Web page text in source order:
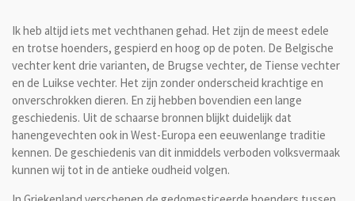
Ik heb altijd iets met vechthanen gehad. Het zijn de meest edele
en trotse hoenders, gespierd en hoog op de poten. De Belgische
vechter kent drie varianten, de Brugse vechter, de Tiense vechter
en de Luikse vechter. Het zijn zonder onderscheid krachtige en
onverschrokken dieren. En zij hebben bovendien een lange
geschiedenis. Uit de schaarse bronnen blijkt duidelijk dat
hanengevechten ook in West-Europa een eeuwenlange traditie
kennen. De geschiedenis van dit inmiddels verboden volksvermaak
kunnen wij tot in de antieke oudheid volgen.